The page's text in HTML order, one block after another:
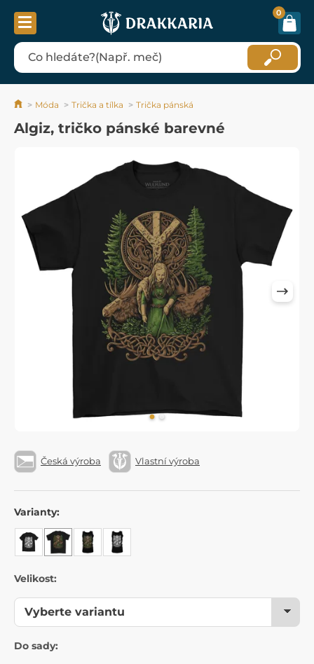
0
Móda Trička a tílka Trička pánská
Algiz, tričko pánské barevné
Česká výroba Vlastní výroba
Varianty:
Velikost:
Do sady: